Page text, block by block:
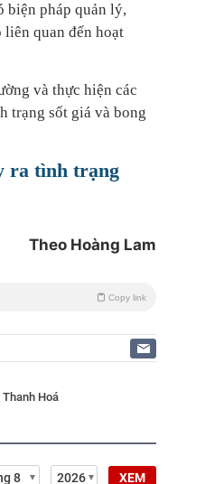
biện pháp quản lý,
liên quan đến hoạt
và thực hiện các
trạng sốt giá và bong
ra tình trạng
Theo Hoàng Lam
Copy link
Thanh Hoá
XEM